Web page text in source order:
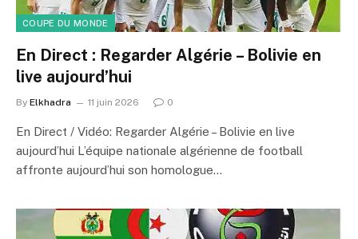
COUPE DU MONDE
En Direct : Regarder Algérie – Bolivie en
live aujourd’hui
By Elkhadra 11 juin 2026 0
En Direct / Vidéo: Regarder Algérie – Bolivie en live
aujourd’hui L’équipe nationale algérienne de football
affronte aujourd’hui son homologue…